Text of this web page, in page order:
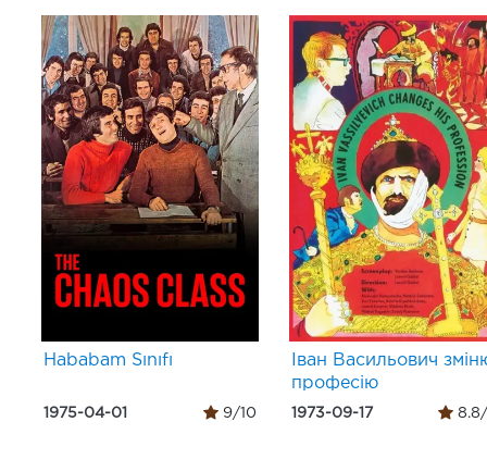
Hababam Sınıfı
1975-04-01 9/10
Іван Васильович
професію
1973-09-17 8.8/